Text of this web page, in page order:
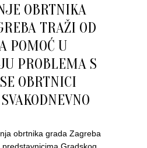
OBRTNIKA
TRAŽI OD
POMOĆ U
PROBLEMA S
OBRTNICI
obrtnika grada Zagreba
Gradskog